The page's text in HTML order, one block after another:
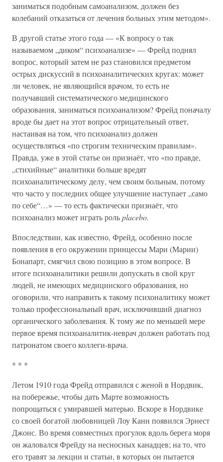
заниматься подобным самоанализом, должен без
колебаний отказаться от лечения больных этим методом».
В другой статье этого года — «К вопросу о так
называемом „диком“ психоанализе» — Фрейд поднял
вопрос, который затем не раз становился предметом
острых дискуссий в психоаналитических кругах: может
ли человек, не являющийся врачом, то есть не
получавший систематического медицинского
образования, заниматься психоанализом? Фрейд поначалу
вроде бы дает на этот вопрос отрицательный ответ,
настаивая на том, что психоанализ должен
осуществляться «по строгим техническим правилам».
Правда, уже в этой статье он признаёт, что «по правде,
„стихийные“ аналитики больше вредят
психоаналитическому делу, чем своим больным, потому
что часто у последних общее улучшение наступает „само
по себе“…» — то есть фактически признаёт, что
психоанализ может играть рольplacebo.
Впоследствии, как известно, Фрейд, особенно после
появления в его окружении принцессы Мари (Марии)
Бонапарт, смягчил свою позицию в этом вопросе. В
итоге психоаналитики решили допускать в свой круг
людей, не имеющих медицинского образования, но
оговорили, что направить к такому психоналитику может
только профессиональный врач, исключивший диагноз
органического заболевания. К тому же по меньшей мере
первое время психоаналитик-неврач должен работать под
патронатом своего коллеги-врача.
* * *
Летом 1910 года Фрейд отправился с женой в Нордвик,
на побережье, чтобы дать Марте возможность
попрощаться с умиравшей матерью. Вскоре в Нордвике
со своей богатой любовницей Лоу Канн появился Эрнест
Джонс. Во время совместных прогулок вдоль берега моря
он жаловался Фрейду на несносных канадцев; на то, что
его травят за лекции и статьи, в которых он пытается